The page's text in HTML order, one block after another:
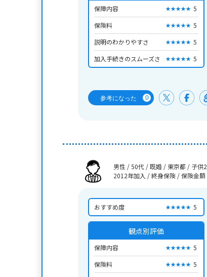
保障内容 ★★★★★ 5
保険料
★★★★★ 5
説明のわかりやすさ
★★★★★ 5
加入手続きのスムーズさ
★★★★★ 5
参考になった 0
男性 / 50代 / 既婚 / 東京都 / 子供
2012年加入 / 終身保険 /保険金
おすすめ度 ★★★★★ 5
観点別評価
保障内容 ★★★★★ 5
保険料
★★★★★ 5